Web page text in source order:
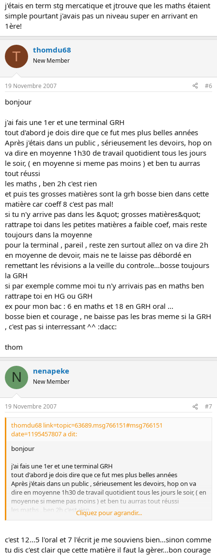
j'étais en term stg mercatique et jtrouve que les maths étaient
simple pourtant j'avais pas un niveau super en arrivant en
1ère!
T thomdu68
New Member
19 Novembre 2007 #6
bonjour
j'ai fais une 1er et une terminal GRH
tout d'abord je dois dire que ce fut mes plus belles années
Après j'étais dans un public , sérieusement les devoirs, hop on
va dire en moyenne 1h30 de travail quotidient tous les jours
le soir, ( en moyenne si meme pas moins ) et ben tu aurras
tout réussi
les maths , ben 2h c'est rien
et puis tes grosses matières sont la grh bosse bien dans cette
matière car coeff 8 c'est pas mal!
si tu n'y arrive pas dans les &quot; grosses matières&quot;
rattrape toi dans les petites matières a faible coef, mais reste
toujours dans la moyenne
pour la terminal , pareil , reste zen surtout allez on va dire 2h
en moyenne de devoir, mais ne te laisse pas débordé en
remettant les révisions a la veille du controle...bosse toujours
la GRH
si par exemple comme moi tu n'y arrivais pas en maths ben
rattrape toi en HG ou GRH
ex pour mon bac : 6 en maths et 18 en GRH oral ...
bosse bien et courage , ne baisse pas les bras meme si la GRH
, c'est pas si interressant ^^ :dacc:
thom
N nenapeke
New Member
19 Novembre 2007 #7
thomdu68 link=topic=63689.msg766151#msg766151
date=1195457807 a dit:
bonjour
j'ai fais une 1er et une terminal GRH
tout d'abord je dois dire que ce fut mes plus belles années
Après j'étais dans un public , sérieusement les devoirs, hop on va
dire en moyenne 1h30 de travail quotidient tous les jours le soir, ( en
moyenne si meme pas moins ) et ben tu aurras tout réussi
les maths , ben 2h c'est rien
et puis tes grosses matières sont la grh bosse bien dans cette
si tu n'y arrive pas dans les &quot; grosses matières&quot; rattrape
toi dans les petites matières a faible coef, mais reste toujours dans
Cliquez pour agrandir...
c'est 12...5 l'oral et 7 l'écrit je me souviens bien...sinon comme
tu dis c'est clair que cette matière il faut la gèrer...bon courage